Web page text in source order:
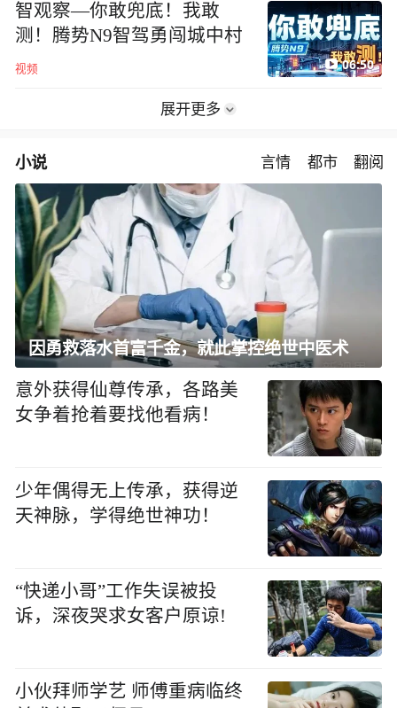
智观察—你敢兜底！我敢
测！腾势N9智驾勇闯城中村
视频 06:50
展开更多
小说 言情 都市 翻阅
因勇救落水首富千金，就此掌控绝世中医术
意外获得仙尊传承，各路美
女争着抢着要找他看病！
少年偶得无上传承，获得逆
天神脉，学得绝世神功！
“快递小哥”工作失误被投
诉，深夜哭求女客户原谅!
小伙拜师学艺 师傅重病临终